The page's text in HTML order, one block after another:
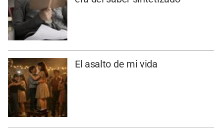
El asalto de mi vida